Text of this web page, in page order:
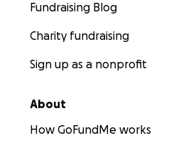
Fundraising Blog
Charity fundraising
Sign up as a nonprofit
About
How GoFundMe works